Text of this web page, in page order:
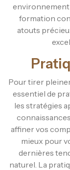
environnement
formation
atouts
Pour tirer
essentiel de
les stratégies
affiner vos
mieux pour
dernières
naturel. La